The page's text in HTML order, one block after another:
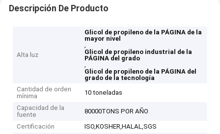
Descripción De Producto
Alta luz
Glicol de propileno de la PÁGINA de la
mayor nivel
,
Glicol de propileno industrial de la
PÁGINA del grado
,
Glicol de propileno de la PÁGINA del
grado de la tecnología
Cantidad de orden
mínima
10 toneladas
Capacidad de la
fuente
80000TONS POR AÑO
Certificación
ISO,KOSHER,HALAL,SGS